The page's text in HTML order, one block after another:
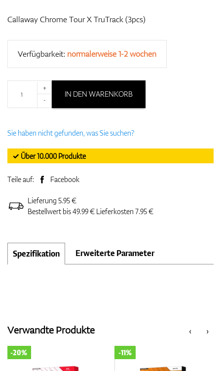
Callaway Chrome Tour X TruTrack (3pcs)
Verfügbarkeit: normalerweise 1-2 wochen
+
-
IN DEN WARENKORB
Sie haben nicht gefunden, was Sie suchen?
✓ Über 10.000 Produkte
Teile auf: Facebook
Lieferung 5.95 €
Bestellwert bis 49.99 € Lieferkosten 7.95 €
Spezifikation Erweiterte Parameter
‹
Verwandte Produkte ›
-20% -11%